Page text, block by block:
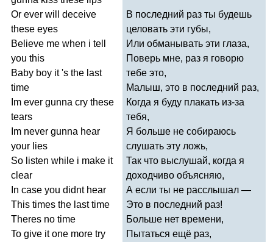
Or ever will
deceive
these eyes
Believe me when i tell
you this
Baby boy it's the last
time
Im ever gunna cry these
tears
Im never gunna hear
your lies
So listen while i make it
clear
In case you didnt hear
This times the last time
Theres no time
To give it one more try
В последний раз ты будешь
целовать эти губы,
Или обманывать эти глаза,
Поверь мне, раз я говорю
тебе это,
Малыш, это в последний раз,
Когда я буду плакать из-за
тебя,
Я больше не собираюсь
слушать эту ложь,
Так что выслушай, когда я
доходчиво объясняю,
А если ты не расслышал —
Это в последний раз!
Больше нет времени,
Пытаться ещё раз,